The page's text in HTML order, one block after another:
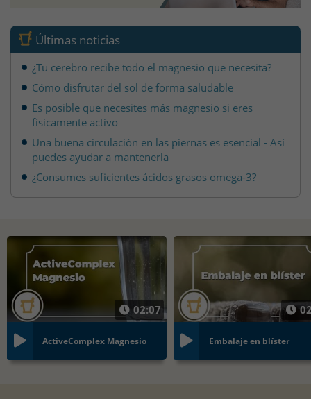
Últimas noticias
¿Tu cerebro recibe todo el magnesio que necesita?
Cómo disfrutar del sol de forma saludable
Es posible que necesites más magnesio si eres
físicamente activo
Una buena circulación en las piernas es esencial - Así
puedes ayudar a mantenerla
¿Consumes suficientes ácidos grasos omega-3?
02:07
ActiveComplex Magnesio Embalaje en blíster